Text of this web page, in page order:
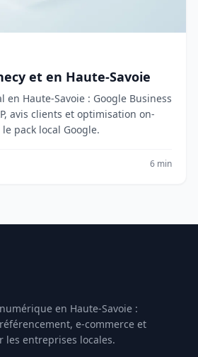
et en Haute-Savoie
en Haute-Savoie : Google Business
avis clients et optimisation on-
pack local Google.
6 min
en Haute-Savoie :
e-commerce et
entreprises locales.